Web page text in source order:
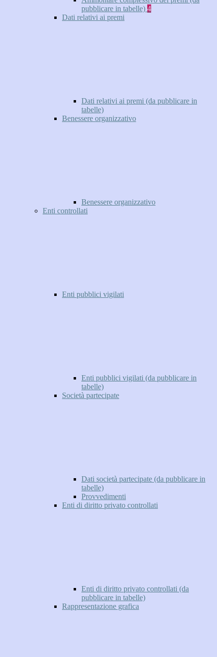
pubblicare in tabelle) 4
Dati relativi ai premi
Dati relativi ai premi (da pubblicare in
tabelle)
Benessere organizzativo
Benessere organizzativo
Enti controllati
Enti pubblici vigilati
Enti pubblici vigilati (da pubblicare in
tabelle)
Società partecipate
Dati società partecipate (da pubblicare in
tabelle)
Provvedimenti
Enti di diritto privato controllati
Enti di diritto privato controllati (da
pubblicare in tabelle)
Rappresentazione grafica